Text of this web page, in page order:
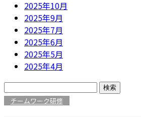
2025年10月
2025年9月
2025年7月
2025年6月
2025年5月
2025年4月
検
索:チームワーク研修